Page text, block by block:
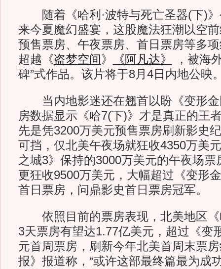
随着《哈利·波特与死亡圣器(下)》
来今夏魔幻盛宴，这股魔法狂潮以空
预售票房、午夜票房、首日票房等多
超越《盗梦空间》 《阿凡达》
，被海
碑”式作品。该片将于8月4日内地公映
当内地影迷还在翘首以盼《变形金
房数据显示《哈7(下)》才是真正的王
先是凭3200万美元预售票房刷新影史
可挡，仅北美午夜场就狂收4350万美
之城3》保持的3000万美元的午夜场票
更狂收9500万美元，大幅超过《变形
首日票房，问鼎影史首日票房冠军。
依照目前的票房表现，北美地区《
3天票房有望达1.77亿美元，超过《变
元首周票房，刷新今年北美首周末票
报》报道称，“或许这部最终篇最为成